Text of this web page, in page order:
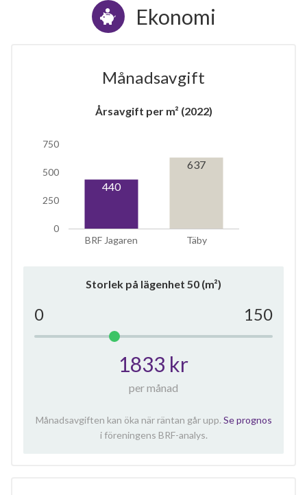
Ekonomi
Månadsavgift
Årsavgift per m² (2022)
BRF Jagaren Täby
0
250
500
750
440
637
Storlek på lägenhet 50 (m²)
0 150
1833 kr
per månad
Månadsavgiften kan öka när räntan går upp. Se prognos
i föreningens BRF-analys.